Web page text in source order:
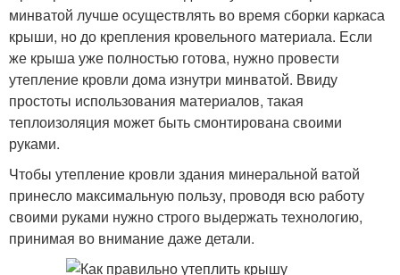
минватой лучше осуществлять во время сборки каркаса
крыши, но до крепления кровельного материала. Если
же крыша уже полностью готова, нужно провести
утепление кровли дома изнутри минватой. Ввиду
простоты использования материалов, такая
теплоизоляция может быть смонтирована своими
руками.
Чтобы утепление кровли здания минеральной ватой
принесло максимальную пользу, проводя всю работу
своими руками нужно строго выдержать технологию,
принимая во внимание даже детали.